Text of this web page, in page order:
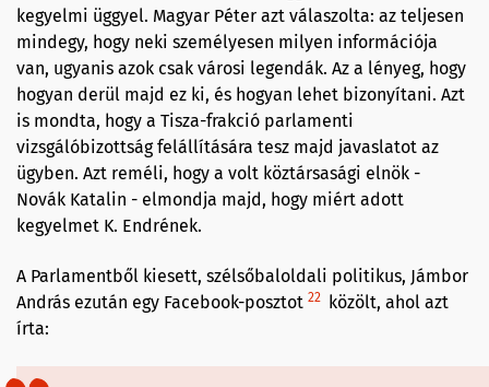
kegyelmi üggyel. Magyar Péter azt válaszolta: az teljesen
mindegy, hogy neki személyesen milyen információja
van, ugyanis azok csak városi legendák. Az a lényeg, hogy
hogyan derül majd ez ki, és hogyan lehet bizonyítani. Azt
is mondta, hogy a Tisza-frakció parlamenti
vizsgálóbizottság felállítására tesz majd javaslatot az
ügyben. Azt reméli, hogy a volt köztársasági elnök -
Novák Katalin - elmondja majd, hogy miért adott
kegyelmet K. Endrének.
A Parlamentből kiesett, szélsőbaloldali politikus, Jámbor
András ezután egy Facebook-posztot 22 közölt, ahol azt
írta: